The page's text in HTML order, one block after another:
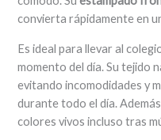
convierta rápidamente en
Es ideal para llevar al
momento del día. Su tejido
evitando incomodidades y
durante todo el día.
colores vivos incluso tras